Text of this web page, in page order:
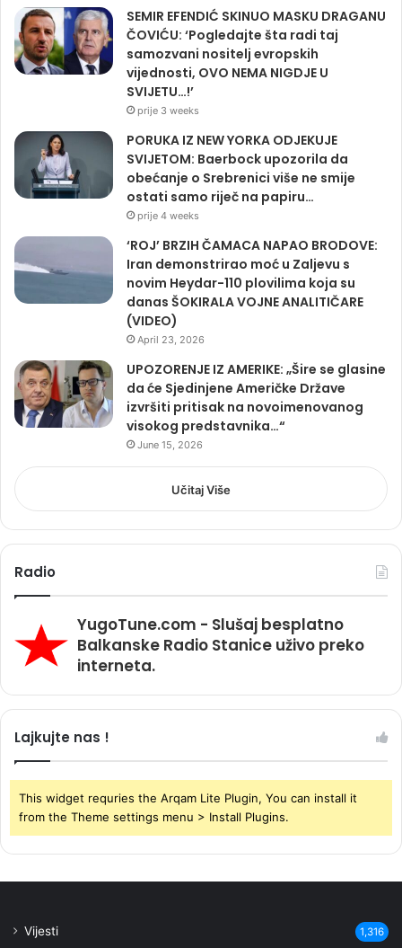
SEMIR EFENDIĆ SKINUO MASKU DRAGANU
ČOVIĆU: ‘Pogledajte šta radi taj
samozvani nositelj evropskih
vijednosti, OVO NEMA NIGDJE U
SVIJETU…!’
prije 3 weeks
PORUKA IZ NEW YORKA ODJEKUJE
SVIJETOM: Baerbock upozorila da
obećanje o Srebrenici više ne smije
ostati samo riječ na papiru…
prije 4 weeks
‘ROJ’ BRZIH ČAMACA NAPAO BRODOVE:
Iran demonstrirao moć u Zaljevu s
novim Heydar-110 plovilima koja su
danas ŠOKIRALA VOJNE ANALITIČARE
(VIDEO)
April 23, 2026
UPOZORENJE IZ AMERIKE: „Šire se glasine
da će Sjedinjene Američke Države
izvršiti pritisak na novoimenovanog
visokog predstavnika…“
June 15, 2026
Učitaj Više
Radio
YugoTune.com - Slušaj besplatno
Balkanske Radio Stanice uživo preko
interneta.
Lajkujte nas !
This widget requries the Arqam Lite Plugin, You can install it
from the Theme settings menu > Install Plugins.
Vijesti 1,316